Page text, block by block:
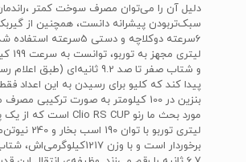
دلیل آن را می‌توان مصرف سوخت کمتر ،راندمان
سبک‌تربودن پیشرانه دانست، همچنین از
لیتری
و شتاب صفر تا صد 9.2 ثانیه‌ای
بنزین در 100 کیلومتر به صورت ترکیبی
لیتری توربو با
برخوردار است و با وزن